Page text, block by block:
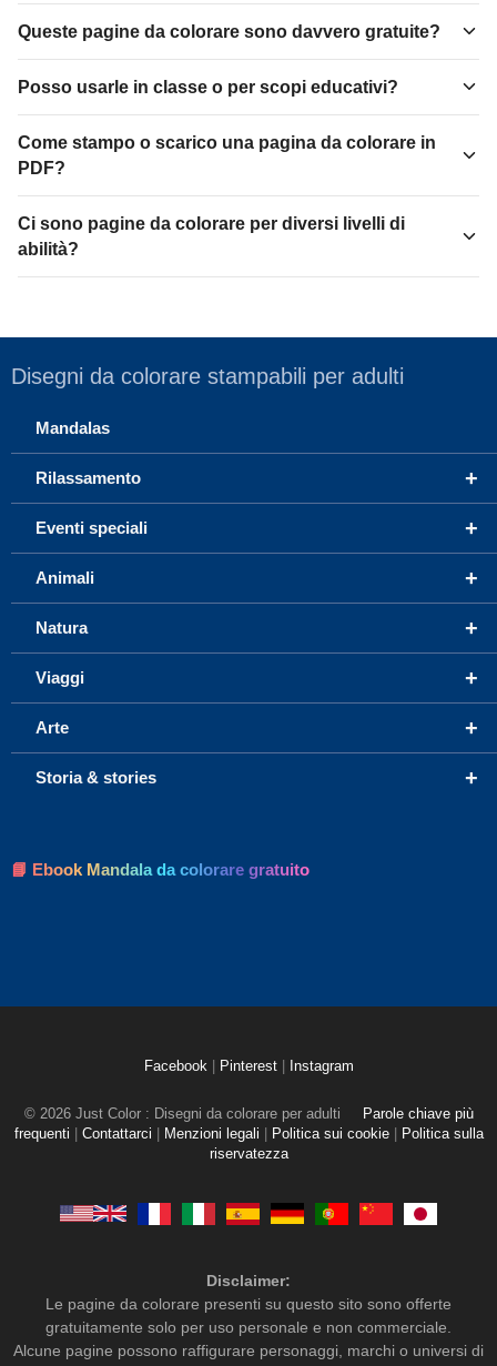
Queste pagine da colorare sono davvero gratuite?
Posso usarle in classe o per scopi educativi?
Come stampo o scarico una pagina da colorare in
PDF?
Ci sono pagine da colorare per diversi livelli di
abilità?
Disegni da colorare stampabili per adulti
Mandalas
+
Rilassamento
+
Eventi speciali
+
Animali
+
Natura
+
Viaggi
+
Arte
+
Storia & stories
📘 Ebook Mandala da colorare gratuito
Facebook Pinterest Instagram
© 2026 Just Color : Disegni da colorare per adulti
Parole chiave più
frequenti
Contattarci Menzioni legali Politica sui cookie
Politica sulla
riservatezza
Disclaimer:
Le pagine da colorare presenti su questo sito sono offerte
gratuitamente solo per uso personale e non commerciale.
Alcune pagine possono raffigurare personaggi, marchi o universi di